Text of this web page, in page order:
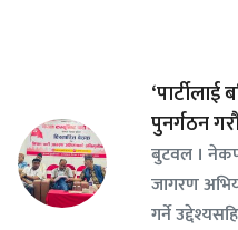
पुनर्गठन
बुटवल ।
जागरण
गर्ने